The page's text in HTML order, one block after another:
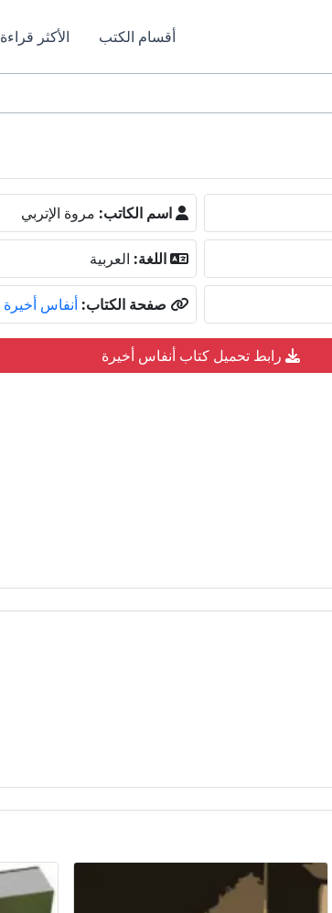
أقسام الكتب الأكثر قراءة
اسم الكاتب: مروة الإتربي
اللغة: العربية
صفحة الكتاب: أنفاس أخيرة
رابط تحميل كتاب أنفاس أخيرة